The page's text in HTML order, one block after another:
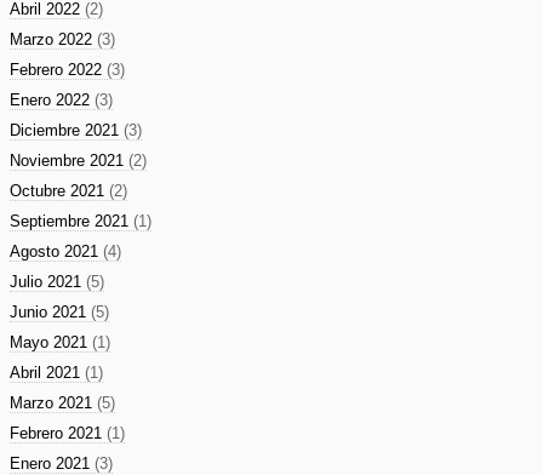
Abril 2022 (2)
Marzo 2022 (3)
Febrero 2022 (3)
Enero 2022 (3)
Diciembre 2021 (3)
Noviembre 2021 (2)
Octubre 2021 (2)
Septiembre 2021 (1)
Agosto 2021 (4)
Julio 2021 (5)
Junio 2021 (5)
Mayo 2021 (1)
Abril 2021 (1)
Marzo 2021 (5)
Febrero 2021 (1)
Enero 2021 (3)